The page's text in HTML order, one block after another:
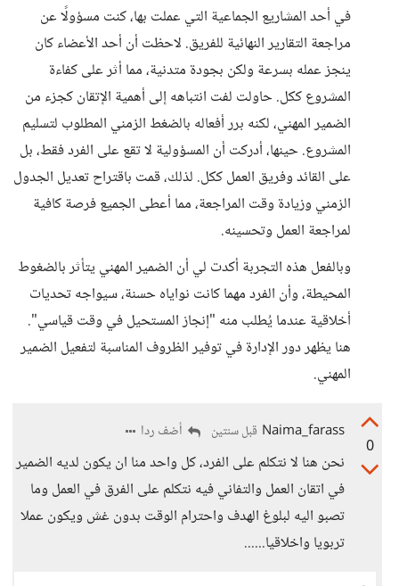
في أحد المشاريع الجماعية التي عملت بها، كنت مسؤولًا عن
مراجعة التقارير النهائية للفريق. لاحظت أن أحد الأعضاء كان
ينجز عمله بسرعة ولكن بجودة متدنية، مما أثر على كفاءة
المشروع ككل. حاولت لفت انتباهه إلى أهمية الإتقان كجزء من
الضمير المهني، لكنه برر أفعاله بالضغط الزمني المطلوب لتسليم
المشروع. حينها، أدركت أن المسؤولية لا تقع على الفرد فقط، بل
على القائد وفريق العمل ككل. لذلك، قمت باقتراح تعديل الجدول
الزمني وزيادة وقت المراجعة، مما أعطى الجميع فرصة كافية
لمراجعة العمل وتحسينه.
وبالفعل هذه التجربة أكدت لي أن الضمير المهني يتأثر بالضغوط
المحيطة، وأن الفرد مهما كانت نواياه حسنة، سيواجه تحديات
أخلاقية عندما يُطلب منه "إنجاز المستحيل في وقت قياسي".
هنا يظهر دور الإدارة في توفير الظروف المناسبة لتفعيل الضمير
المهني.
0
Naima_farass قبل سنتين أضف ردا
نحن هنا لا نتكلم على الفرد، كل واحد منا ان يكون لديه الضمير
في اتقان العمل والتفاني فيه نتكلم على الفرق في العمل وما
تصبو اليه لبلوغ الهدف واحترام الوقت بدون غش ويكون عملا
تربويا واخلاقيا......